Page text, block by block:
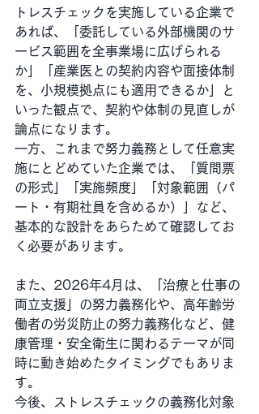
トレスチェックを実施している企業で
あれば、「委託している外部機関のサ
ービス範囲を全事業場に広げられる
か」「産業医との契約内容や面接体制
を、小規模拠点にも適用できるか」と
いった観点で、契約や体制の見直しが
論点になります。
一方、これまで努力義務として任意実
施にとどめていた企業では、「質問票
の形式」「実施頻度」「対象範囲（パ
ート・有期社員を含めるか）」など、
基本的な設計をあらためて確認してお
く必要があります。
また、2026年4月は、「治療と仕事の
両立支援」の努力義務化や、高年齢労
働者の労災防止の努力義務化など、健
康管理・安全衛生に関わるテーマが同
時に動き始めたタイミングでもありま
す。
今後、ストレスチェックの義務化対象